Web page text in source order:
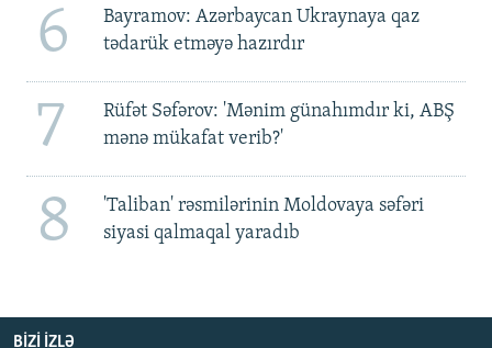
6
Bayramov: Azərbaycan Ukraynaya qaz
tədarük etməyə hazırdır
7
Rüfət Səfərov: 'Mənim günahımdır ki, ABŞ
mənə mükafat verib?'
8
'Taliban' rəsmilərinin Moldovaya səfəri
siyasi qalmaqal yaradıb
BIZI IZLƏ